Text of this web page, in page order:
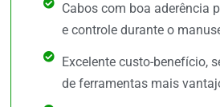
Cabos com boa aderência
e controle durante o
Excelente custo-benefício,
de ferramentas mais